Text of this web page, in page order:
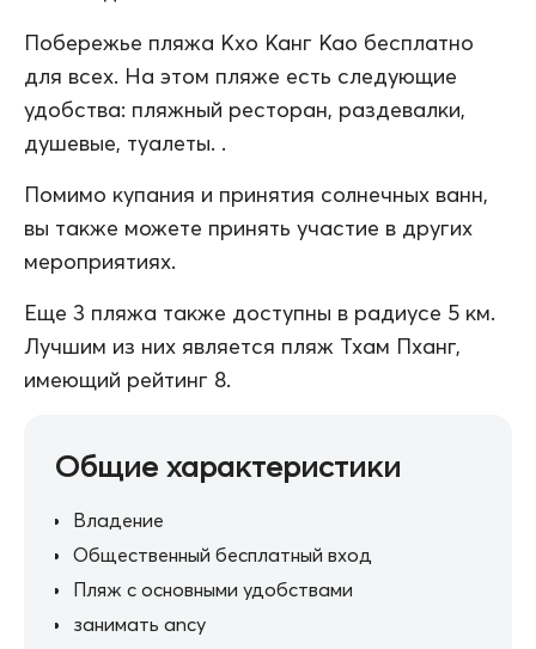
Побережье пляжа Кхо Канг Као бесплатно
для всех. На этом пляже есть следующие
удобства: пляжный ресторан, раздевалки,
душевые, туалеты. .
Помимо купания и принятия солнечных ванн,
вы также можете принять участие в других
мероприятиях.
Еще 3 пляжа также доступны в радиусе 5 км.
Лучшим из них является пляж Тхам Пханг,
имеющий рейтинг 8.
Общие характеристики
Владение
Общественный бесплатный вход
Пляж с основными удобствами
занимать ancy